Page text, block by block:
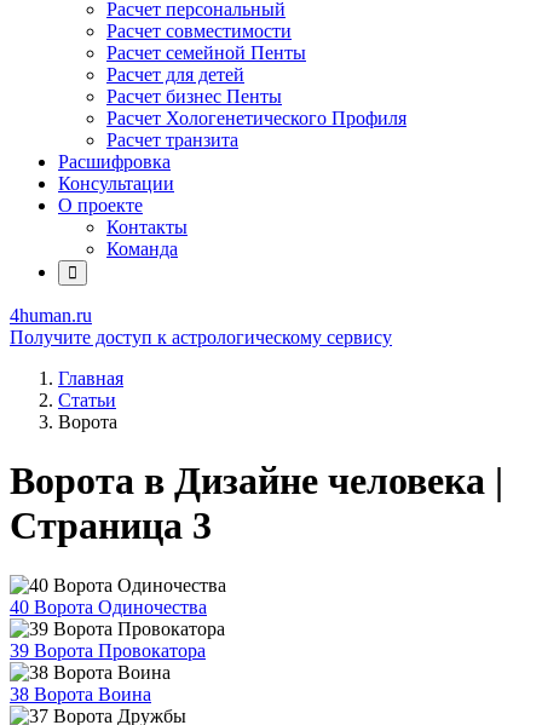
Расчет персональный
Расчет совместимости
Расчет семейной Пенты
Расчет для детей
Расчет бизнес Пенты
Расчет Хологенетического Профиля
Расчет транзита
Расшифровка
Консультации
О проекте
Контакты
Команда
4human.ru
Получите доступ к астрологическому сервису
Главная
Статьи
Ворота
Ворота в Дизайне человека |
Страница 3
40 Ворота Одиночества
39 Ворота Провокатора
38 Ворота Воина